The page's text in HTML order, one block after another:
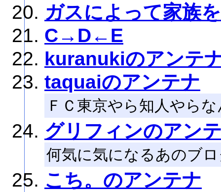
ガスによって家族
C→D←E
kuranukiのアンテ
taquaiのアンテナ
ＦＣ東京やら知人やら
グリフィンのアン
何気に気になるあのブ
こち。のアンテナ